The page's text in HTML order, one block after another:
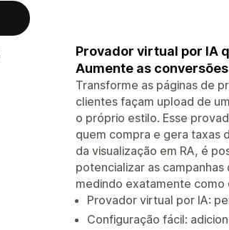
Provador virtual por IA
Aumente as
Transforme as páginas de
clientes façam upload de
o próprio estilo. Esse
quem compra e gera taxas
da visualização em RA, é
potencializar as
medindo exatamente como
Provador virtual por IA:
Configuração fácil: